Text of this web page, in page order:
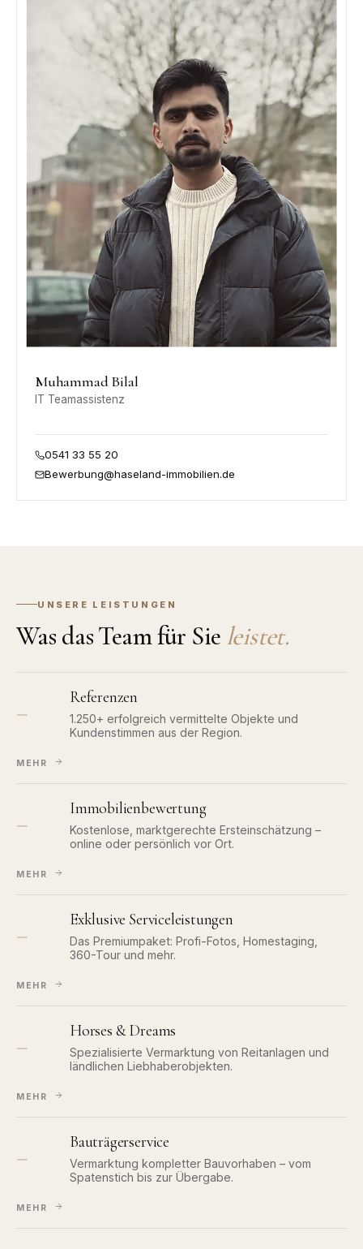
Muhammad Bilal
IT Teamassistenz
0541 33 55 20
Bewerbung@haseland-immobilien.de
UNSERE LEISTUNGEN
Was das Team für Sie leistet.
—
Referenzen
1.250+ erfolgreich vermittelte Objekte und
Kundenstimmen aus der Region.
MEHR
—
Immobilienbewertung
Kostenlose, marktgerechte Ersteinschätzung –
online oder persönlich vor Ort.
MEHR
—
Exklusive Serviceleistungen
Das Premiumpaket: Profi-Fotos, Homestaging,
360-Tour und mehr.
MEHR
—
Horses & Dreams
Spezialisierte Vermarktung von Reitanlagen und
ländlichen Liebhaberobjekten.
MEHR
—
Bauträgerservice
Vermarktung kompletter Bauvorhaben – vom
Spatenstich bis zur Übergabe.
MEHR